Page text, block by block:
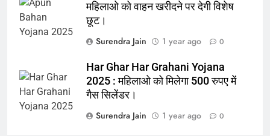
महिलाओ को वाहन खरीदने पर देगी विशेष
छूट।
Surendra Jain
1 year ago 0
Har Ghar Har Grahani Yojana
2025 : महिलाओ को मिलेगा 500 रुपए में
गैस सिलेंडर।
Surendra Jain
1 year ago 0